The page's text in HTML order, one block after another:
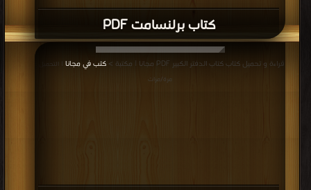
كتاب برلنسامت PDF
قراءة و تحميل كتاب كتاب الدفتر الكبير PDF مجانا | مكتبة > كتب في مجانا | التحميل :
مرة/مرات